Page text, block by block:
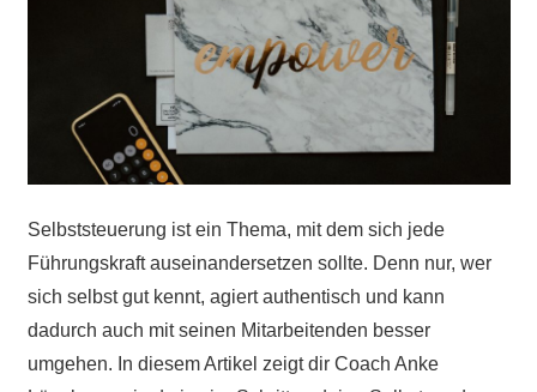
Selbststeuerung ist ein Thema, mit dem sich jede
Führungskraft auseinandersetzen sollte. Denn nur, wer
sich selbst gut kennt, agiert authentisch und kann
dadurch auch mit seinen Mitarbeitenden besser
umgehen. In diesem Artikel zeigt dir Coach Anke